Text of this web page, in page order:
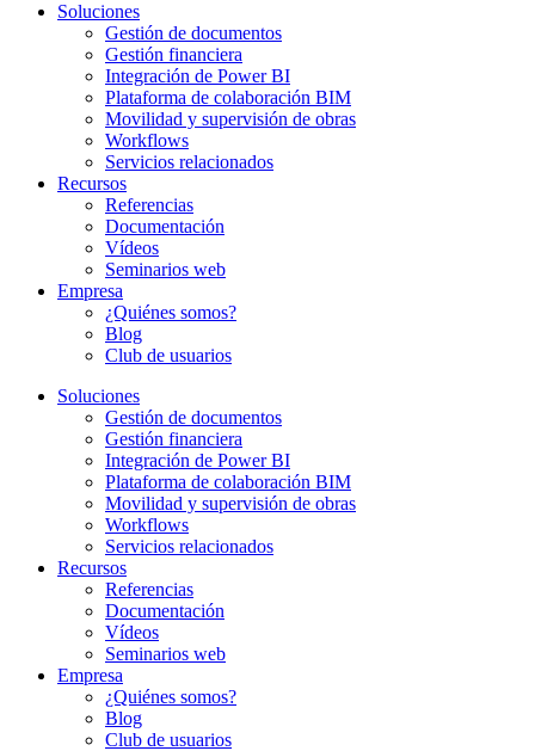
Soluciones
Gestión de documentos
Gestión financiera
Integración de Power BI
Plataforma de colaboración BIM
Movilidad y supervisión de obras
Workflows
Servicios relacionados
Recursos
Referencias
Documentación
Vídeos
Seminarios web
Empresa
¿Quiénes somos?
Blog
Club de usuarios
Soluciones
Gestión de documentos
Gestión financiera
Integración de Power BI
Plataforma de colaboración BIM
Movilidad y supervisión de obras
Workflows
Servicios relacionados
Recursos
Referencias
Documentación
Vídeos
Seminarios web
Empresa
¿Quiénes somos?
Blog
Club de usuarios